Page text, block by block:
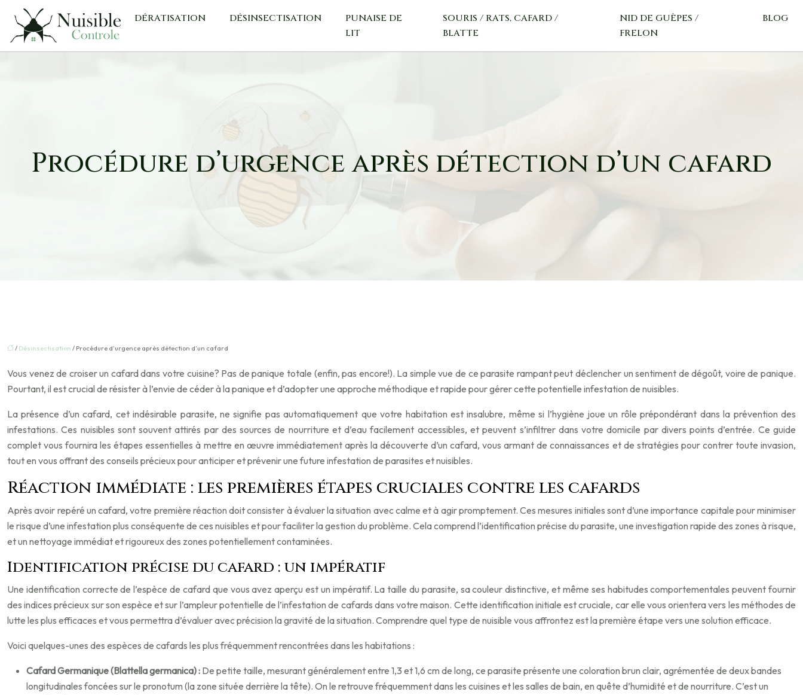
DÉRATISATION DÉSINSECTISATION
PUNAISE DE
LIT
SOURIS / RATS, CAFARD /
BLATTE
NID DE GUÊPES /
FRELON
BLOG
Procédure d’urgence après détection d’un cafard
/ Désinsectisation / Procédure d’urgence après détection d’un cafard
Vous venez de croiser un cafard dans votre cuisine? Pas de panique totale (enfin, pas encore!). La simple vue de ce parasite rampant peut déclencher un sentiment de dégoût, voire de panique.
Pourtant, il est crucial de résister à l’envie de céder à la panique et d’adopter une approche méthodique et rapide pour gérer cette potentielle infestation de nuisibles.
La présence d’un cafard, cet indésirable parasite, ne signifie pas automatiquement que votre habitation est insalubre, même si l’hygiène joue un rôle prépondérant dans la prévention des
infestations. Ces nuisibles sont souvent attirés par des sources de nourriture et d’eau facilement accessibles, et peuvent s’infiltrer dans votre domicile par divers points d’entrée. Ce guide
complet vous fournira les étapes essentielles à mettre en œuvre immédiatement après la découverte d’un cafard, vous armant de connaissances et de stratégies pour contrer toute invasion,
tout en vous offrant des conseils précieux pour anticiper et prévenir une future infestation de parasites et nuisibles.
Réaction immédiate : les premières étapes cruciales contre les cafards
Après avoir repéré un cafard, votre première réaction doit consister à évaluer la situation avec calme et à agir promptement. Ces mesures initiales sont d’une importance capitale pour minimiser
le risque d’une infestation plus conséquente de ces nuisibles et pour faciliter la gestion du problème. Cela comprend l’identification précise du parasite, une investigation rapide des zones à risque,
et un nettoyage immédiat et rigoureux des zones potentiellement contaminées.
Identification précise du cafard : un impératif
Une identification correcte de l’espèce de cafard que vous avez aperçu est un impératif. La taille du parasite, sa couleur distinctive, et même ses habitudes comportementales peuvent fournir
des indices précieux sur son espèce et sur l’ampleur potentielle de l’infestation de cafards dans votre maison. Cette identification initiale est cruciale, car elle vous orientera vers les méthodes de
lutte les plus efficaces et vous permettra d’évaluer avec précision la gravité de la situation. Comprendre quel type de nuisible vous affrontez est la première étape vers une solution efficace.
Voici quelques-unes des espèces de cafards les plus fréquemment rencontrées dans les habitations :
Cafard Germanique (Blattella germanica) : De petite taille, mesurant généralement entre 1,3 et 1,6 cm de long, ce parasite présente une coloration brun clair, agrémentée de deux bandes
longitudinales foncées sur le pronotum (la zone située derrière la tête). On le retrouve fréquemment dans les cuisines et les salles de bain, en quête d’humidité et de nourriture. C’est un